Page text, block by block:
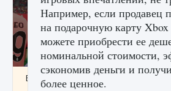
Входят ли «Милан» и «Интер» в EA
Например, если продавец
на подарочную карту
можете приобрести ее
номинальной стоимости,
сэкономив деньги и
более ценное.